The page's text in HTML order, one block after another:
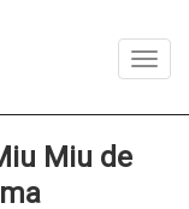
Miu de